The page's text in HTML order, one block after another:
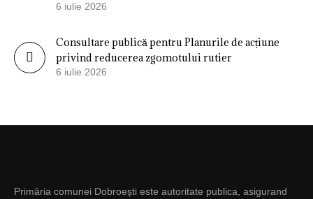
6 iulie 2026
Consultare publică pentru Planurile de acțiune
privind reducerea zgomotului rutier
6 iulie 2026
Primăria comunei Dobroești este autoritate publica, asigurand